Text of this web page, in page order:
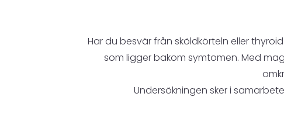
Har du besvär från sköldkörteln eller
som ligger bakom symtomen. Med
Undersökningen sker i